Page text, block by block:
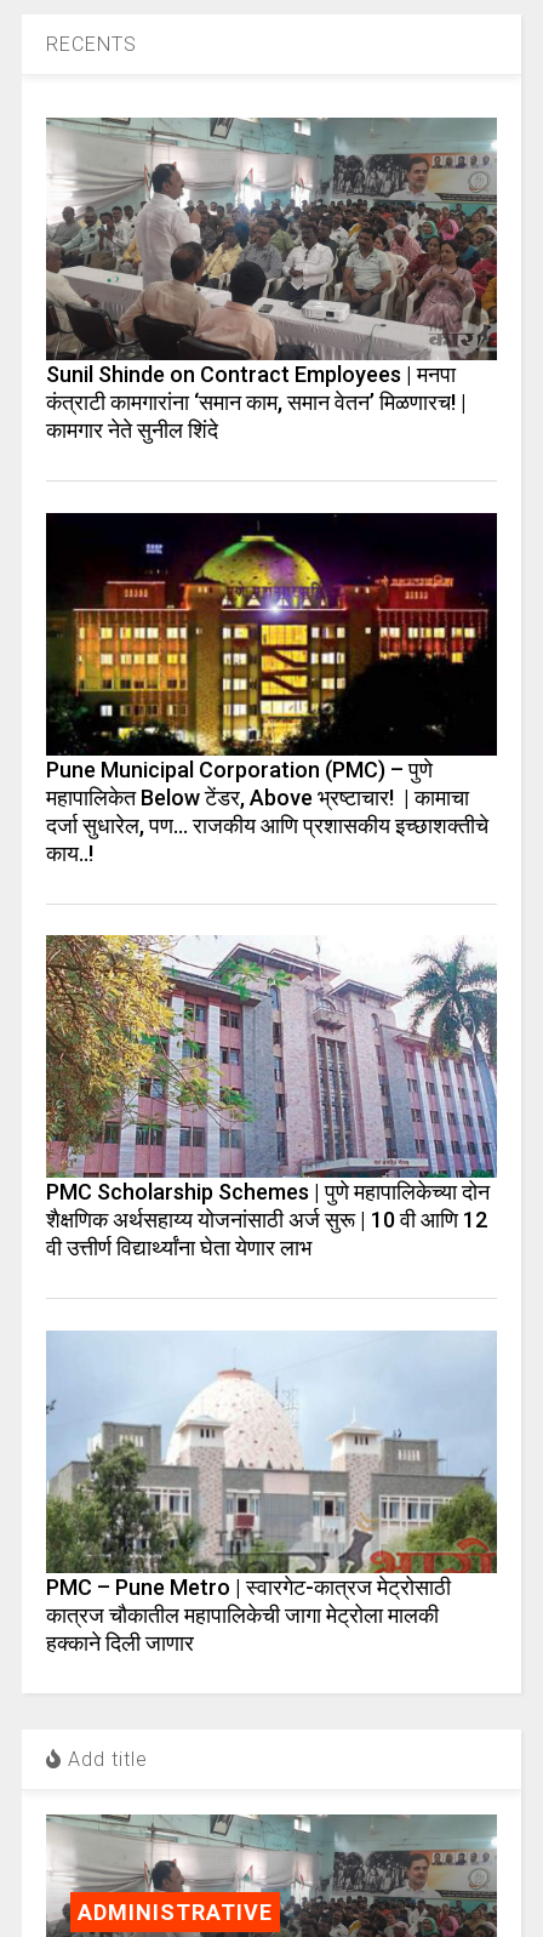
RECENTS
Sunil Shinde on Contract Employees | मनपा
कंत्राटी कामगारांना ‘समान काम, समान वेतन’ मिळणारच! |
कामगार नेते सुनील शिंदे
Pune Municipal Corporation (PMC) – पुणे
महापालिकेत Below टेंडर, Above भ्रष्टाचार! | कामाचा
दर्जा सुधारेल, पण… राजकीय आणि प्रशासकीय इच्छाशक्तीचे
काय..!
PMC Scholarship Schemes | पुणे महापालिकेच्या दोन
शैक्षणिक अर्थसहाय्य योजनांसाठी अर्ज सुरू | 10 वी आणि 12
वी उत्तीर्ण विद्यार्थ्यांना घेता येणार लाभ
PMC – Pune Metro | स्वारगेट-कात्रज मेट्रोसाठी
कात्रज चौकातील महापालिकेची जागा मेट्रोला मालकी
हक्काने दिली जाणार
Add title
ADMINISTRATIVE